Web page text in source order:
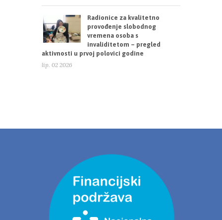
Radionice za kvalitetno
provođenje slobodnog
vremena osoba s
invaliditetom – pregled
aktivnosti u prvoj polovici godine
lip. 02 2026